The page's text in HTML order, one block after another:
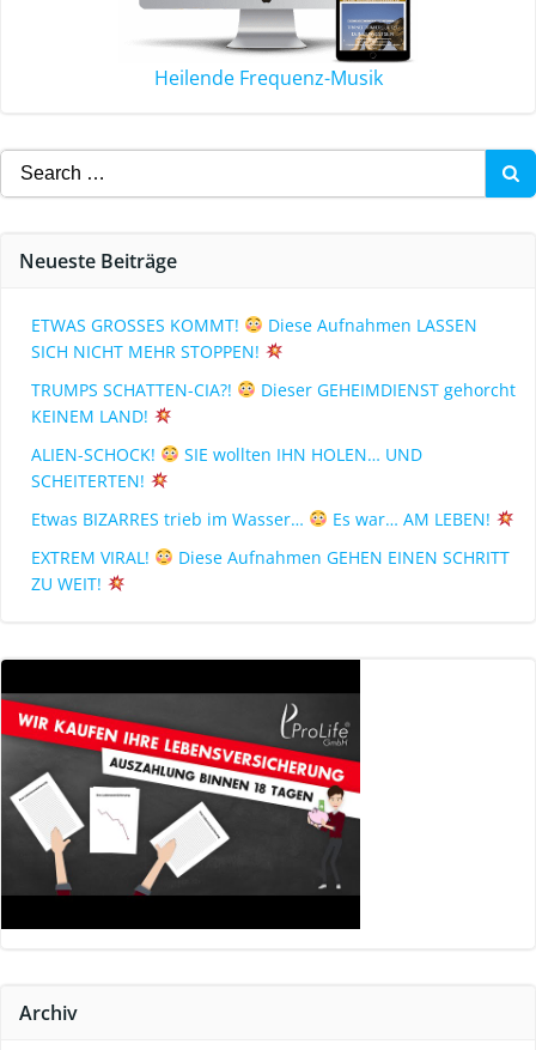
Heilende Frequenz-Musik
Neueste Beiträge
ETWAS GROSSES KOMMT!
Diese Aufnahmen LASSEN
SICH NICHT MEHR STOPPEN!
TRUMPS SCHATTEN-CIA?!
Dieser GEHEIMDIENST gehorcht
KEINEM LAND!
ALIEN-SCHOCK!
SIE wollten IHN HOLEN… UND
SCHEITERTEN!
Etwas BIZARRES trieb im Wasser…
Es war… AM LEBEN!
EXTREM VIRAL!
Diese Aufnahmen GEHEN EINEN SCHRITT
ZU WEIT!
Archiv